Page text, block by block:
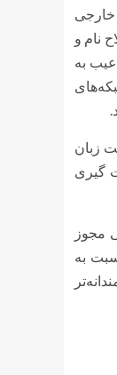
خارجی
نام و
عیب به
زبان
گیری
مجوز
به